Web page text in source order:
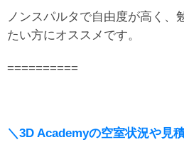
ノンスパルタで自由度が高く、
たい方にオススメです。
==========
＼3D Academyの空室状況や見